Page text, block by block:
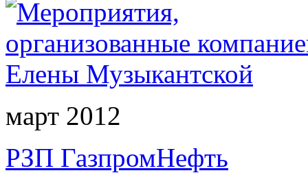
март 2012
РЗП ГазпромНефть